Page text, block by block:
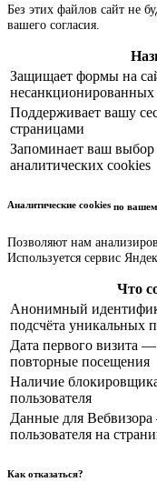
Без этих файлов сайт не
вашего согласия.
Защищает формы на
несанкционированных
Поддерживает вашу
страницами
Запоминает ваш
аналитических cookies
Аналитические cookies по
Позволяют нам
Используется сервис
Что
Анонимный
подсчёта уникальных
Дата первого визита
повторные посещения
Наличие
пользователя
Данные для
пользователя на
Как отказаться?